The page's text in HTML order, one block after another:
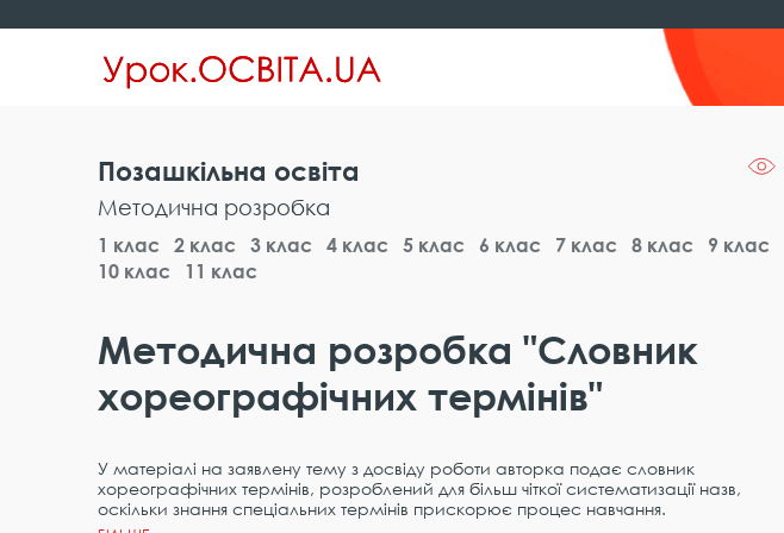
Позашкільна освіта
Методична розробка
1 клас 2 клас 3 клас 4 клас 5 клас 6 клас 7 клас 8 клас
9 клас
10 клас
11 клас
Методична розробка "Словник
хореографічних термінів"
У матеріалі на заявлену тему з досвіду роботи авторка подає словник
хореографічних термінів, розроблений для більш чіткої систематизації назв,
оскільки знання спеціальних термінів прискорює процес навчання.